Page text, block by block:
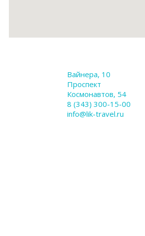
Вайнера, 10
Проспект
Космонавтов, 54
8 (343) 300-15-00
info@lik-travel.ru